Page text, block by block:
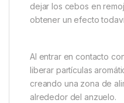
dejar los cebos en
obtener un efecto
Al entrar en contacto
liberar partículas
creando una zona de
alrededor del anzuelo.